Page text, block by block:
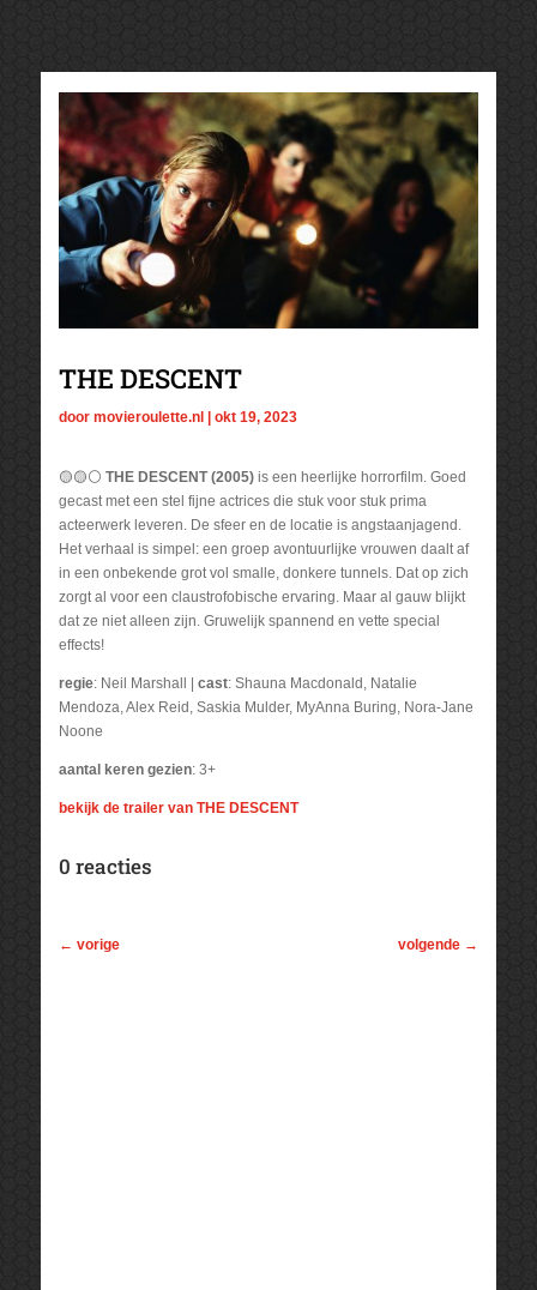
THE DESCENT
door movieroulette.nl okt 19, 2023
🟡🟡⚪ THE DESCENT (2005)is een heerlijke horrorfilm. Goed
gecast met een stel fijne actrices die stuk voor stuk prima
acteerwerk leveren. De sfeer en de locatie is angstaanjagend.
Het verhaal is simpel: een groep avontuurlijke vrouwen daalt af
in een onbekende grot vol smalle, donkere tunnels. Dat op zich
zorgt al voor een claustrofobische ervaring. Maar al gauw blijkt
dat ze niet alleen zijn. Gruwelijk spannend en vette special
effects!
regie: Neil Marshall | cast: Shauna Macdonald, Natalie
Mendoza, Alex Reid, Saskia Mulder, MyAnna Buring, Nora-Jane
Noone
aantal keren gezien: 3+
bekijk de trailer van THE DESCENT
0 reacties
← vorige volgende →